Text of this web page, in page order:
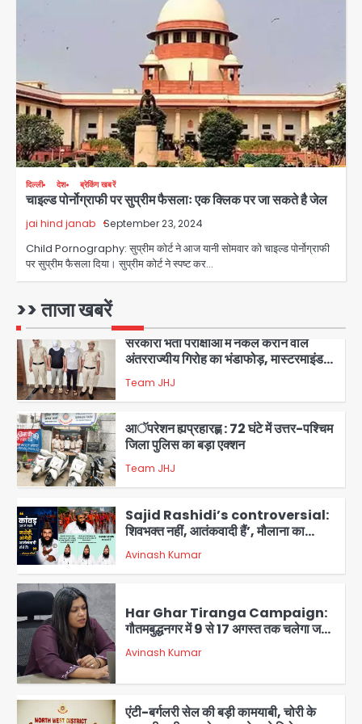
दिल्ली देश ब्रेकिंग खबरें
चाइल्ड पोर्नोग्राफी पर सुप्रीम फैसलाः एक क्लिक पर जा सकते है जेल
jai hind janab September 23, 2024
Child Pornography: सुप्रीम कोर्ट ने आज यानी सोमवार को चाइल्ड पोर्नोग्राफी
पर सुप्रीम फैसला दिया। सुप्रीम कोर्ट ने स्पष्ट कर…
>> ताजा खबरें
Team JHJ
5
Sajid Rashidi’s controversial:
शिवभक्त नहीं, आतंकवादी हैं’, मौलाना का
कांवड़ियों पर विवादित बयान, BJP विधायक ने
कराई FIR, NSA की मांग
Avinash Kumar
Har Ghar Tiranga Campaign:
जागरूकता महाअभियान, डीएम ने की समीक्षा
बैठक
Avinash Kumar
2
एंटी-बर्गलरी सेल की बड़ी कामयाबी, चोरी के
माल की खरीद-फरोख्त करने वाले गिरोह का
3
सरकारी भर्ती परीक्षाओं में नकल कराने वाले
अंतरराज्यीय गिरोह का भंडाफोड़, मास्टरमाइंड
समेत 7 गिरफ्तार
Team JHJ
4
आॅपरेशन ह्यप्रहारह्ण : 72 घंटे में उत्तर-पश्चिम
जिला पुलिस का बड़ा एक्शन
Team JHJ
5
Sajid Rashidi’s controversial:
शिवभक्त नहीं, आतंकवादी हैं’, मौलाना का
कांवड़ियों पर विवादित बयान, BJP विधायक ने
कराई FIR, NSA की मांग
Avinash Kumar
1
Har Ghar Tiranga Campaign:
गौतमबुद्धनगर में 9 से 17 अगस्त तक चलेगा जन-
जागरूकता महाअभियान, डीएम ने की समीक्षा
बैठक
Avinash Kumar
एंटी-बर्गलरी सेल की बड़ी कामयाबी, चोरी के